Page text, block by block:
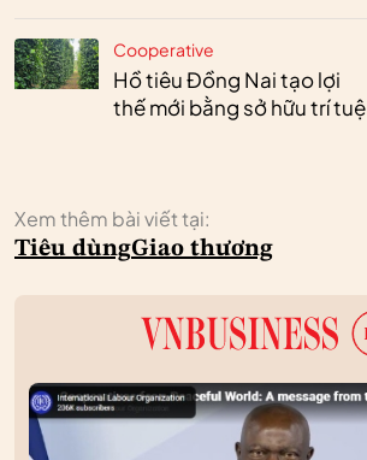
Cooperative
Hồ tiêu Đồng Nai tạo lợi
thế mới bằng sở hữu trí tuệ
Xem thêm bài viết tại:
Tiêu dùngGiao thương